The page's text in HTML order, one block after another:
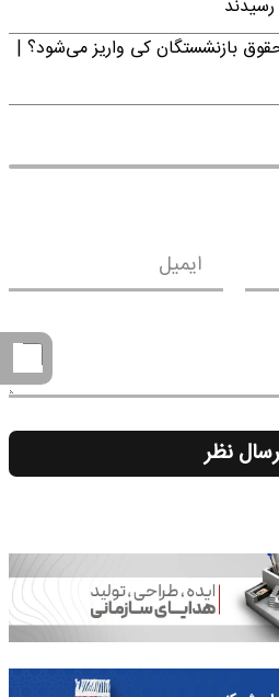
بازنشستگان کی واریز می‌شود؟ |
ایمیل
نظر